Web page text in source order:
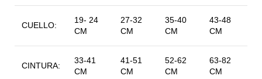
CUELLO:
19- 24
CM
27-32
CM
35-40
CM
43-48
CM
CINTURA:
33-41
CM
41-51
CM
52-62
CM
63-82
CM